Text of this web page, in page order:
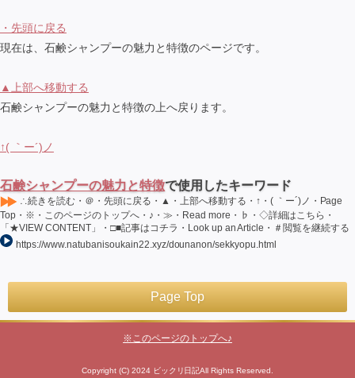
・先頭に戻る
現在は、石鹸シャンプーの魅力と特徴のページです。
▲上部へ移動する
石鹸シャンプーの魅力と特徴の上へ戻ります。
↑( ｀ー´)ノ
石鹸シャンプーの魅力と特徴で使用したキーワード
∴続きを読む・＠・先頭に戻る・▲・上部へ移動する・↑・( ｀ー´)ノ・Page
Top・※・このページのトップへ・♪・≫・Read more・♭・◇詳細はこちら・
「★VIEW CONTENT」・□■記事はコチラ・Look up an Article・＃閲覧を継続する
https://www.natubanisoukain22.xyz/dounanon/sekkyopu.html
Page Top
※このページのトップへ♪
Copyright (C) 2024 ビックリ日記All Rights Reserved.